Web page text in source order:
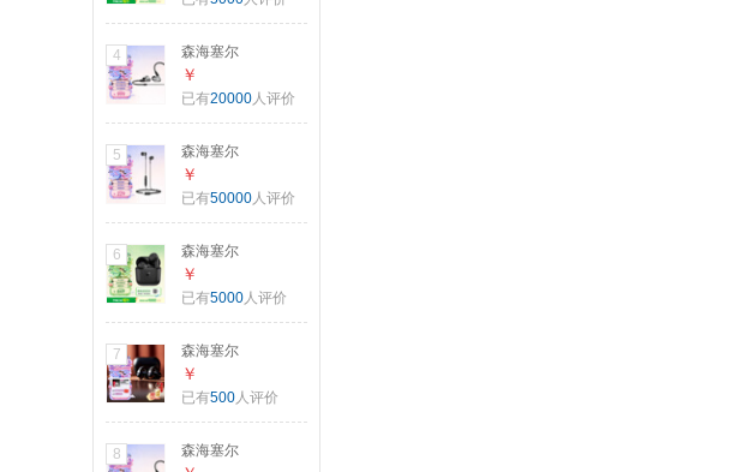
线耳机半入耳式 奶
油白 礼物 适用苹果
华为
4
森海塞尔
（Sennheiser）
IE200 东方银韵版
游戏耳机 银色
￥
已有20000人评价
5
森海塞尔
（Sennheiser）CX
80U 有线音乐耳机
￥
已有50000人评价
6
森海塞尔
（Sennheiser）
【焕新补贴】
蓝牙无线耳机半入
耳式 礼物 适用苹果
华为
￥
已有5000人评价
7
森海塞尔
（Sennheiser）
ACCENTUM Clip
黑 女生礼物
￥
已有500人评价
8
森海塞尔